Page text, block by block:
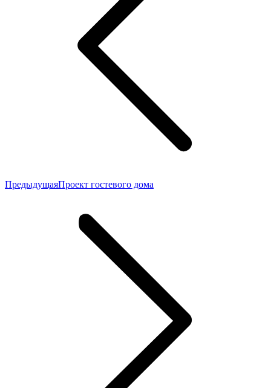
ПредыдущаяПредыдущая
Проект гостевого дома